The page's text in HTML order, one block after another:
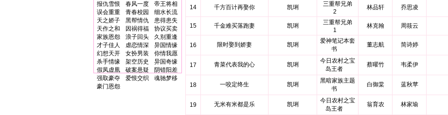
报仇雪恨
春风一度
帝王将相
误会重重
青春校园
细水长流
天之娇子
黑帮情仇
患得患失
天作之和
因祸得福
协议买卖
家族恩怨
浪子回头
久别重逢
才子佳人
虐恋情深
异国情缘
幻想天开
女扮男装
你情我愿
杀手情缘
架空历史
异国奇缘
假凤虚凰
破案悬疑
阴错阳差
强取豪夺
爱恨交织
魂驰梦移
豪门恩怨
14 千方百计再娶你 凯琍
三重帮兄弟
2
林品轩 乔思凌
15 千金难买落跑妻 凯琍
三重帮兄弟
1
林克翰 周筱云
16 限时娶到娇妻 凯琍
爱神笔记本套
书
董志航 简诗婷
17 青菜代表我的心 凯琍
今日农村之宝
岛王者
蔡曜竹 韦柔伊
18 一咬定终生 凯琍
黑暗家族主题
书
白御棠 蓝秋苹
19 无米有米都是乐 凯琍
今日农村之宝
岛王者
翁育农 林家瑜